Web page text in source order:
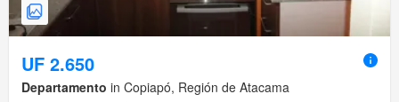
UF 2.650
Departamento in Copiapó, Región de Atacama